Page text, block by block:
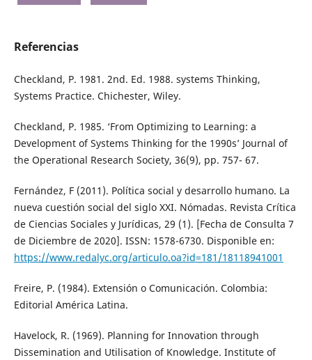
Referencias
Checkland, P. 1981. 2nd. Ed. 1988. systems Thinking,
Systems Practice. Chichester, Wiley.
Checkland, P. 1985. ‘From Optimizing to Learning: a
Development of Systems Thinking for the 1990s’ Journal of
the Operational Research Society, 36(9), pp. 757- 67.
Fernández, F (2011). Política social y desarrollo humano. La
nueva cuestión social del siglo XXI. Nómadas. Revista Crítica
de Ciencias Sociales y Jurídicas, 29 (1). [Fecha de Consulta 7
de Diciembre de 2020]. ISSN: 1578-6730. Disponible en:
https://www.redalyc.org/articulo.oa?id=181/18118941001
Freire, P. (1984). Extensión o Comunicación. Colombia:
Editorial América Latina.
Havelock, R. (1969). Planning for Innovation through
Dissemination and Utilisation of Knowledge. Institute of